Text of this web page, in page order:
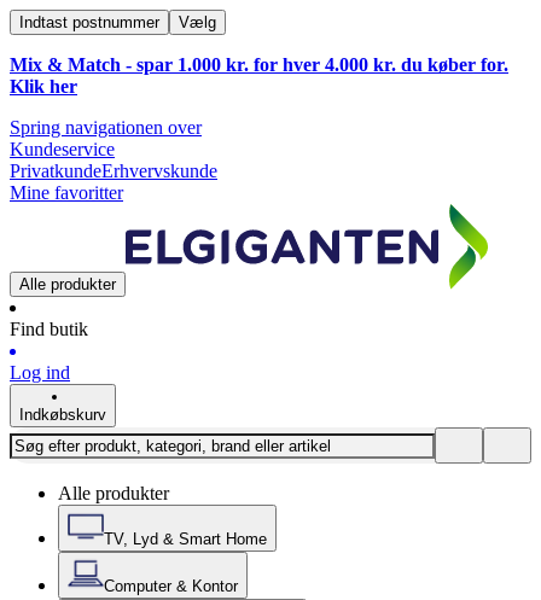
Indtast postnummer Vælg
Mix & Match - spar 1.000 kr. for hver 4.000 kr. du køber for.
Klik her
Spring navigationen over
Kundeservice
PrivatkundeErhvervskunde
Mine favoritter
Alle produkter
Find butik
Log ind
Indkøbskurv
Alle produkter
TV, Lyd & Smart Home
Computer & Kontor